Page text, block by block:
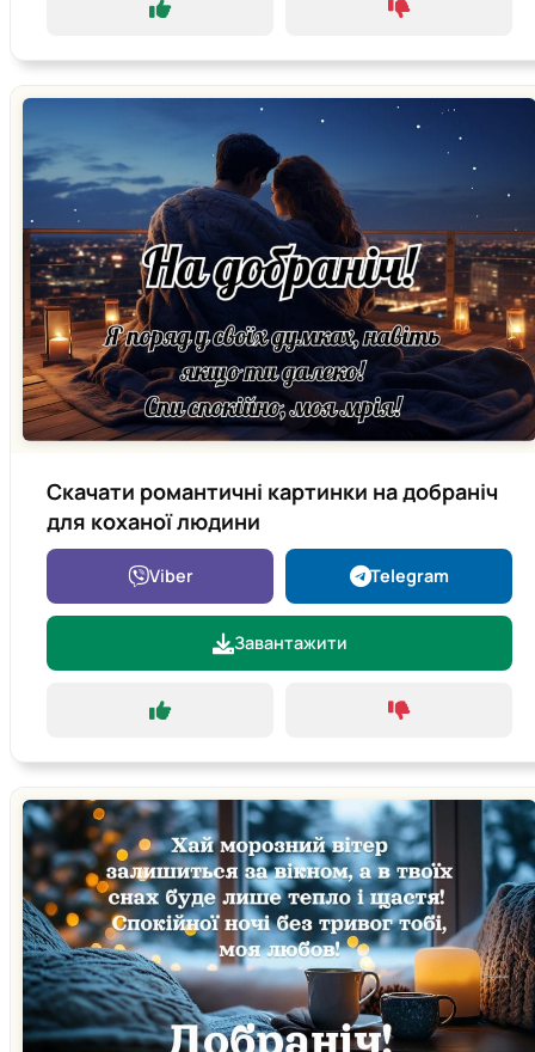
Скачати романтичні картинки на добраніч
для коханої людини
Viber Telegram
Завантажити